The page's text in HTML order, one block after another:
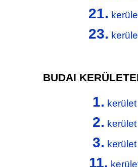
21.
23.
BUDAI
1. kerület
2. kerület
3. kerület
11.